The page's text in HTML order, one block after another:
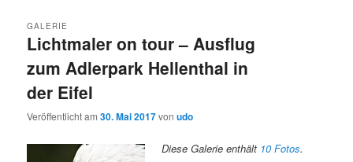
Lichtmaler on tour – Ausflug
zum Adlerpark Hellenthal in
der Eifel
GALERIE
Veröffentlicht am30. Mai 2017vonudo
Diese Galerie enthält 10 Fotos.